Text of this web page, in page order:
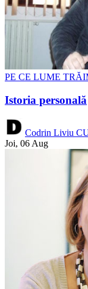
PE CE LUME
Istoria personală
Codrin Liviu
Joi, 06 Aug